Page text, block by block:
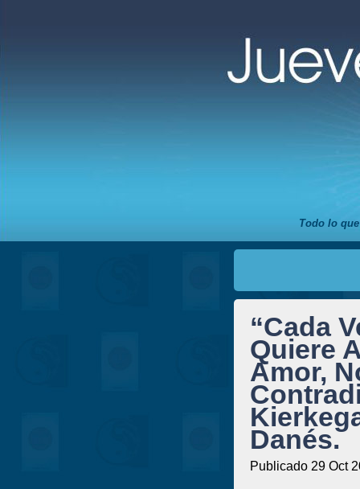
Todo lo
“Cada
Quiere
Amor,
Danés.
Publicado 29 Oct